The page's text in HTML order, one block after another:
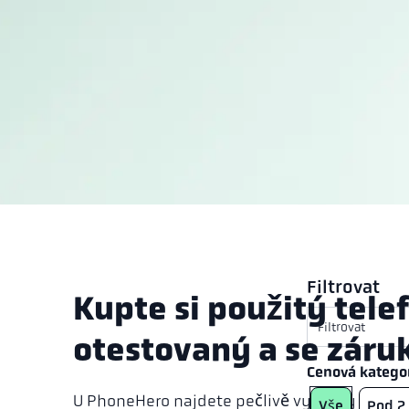
Kupte si použitý
otestovaný a se
U PhoneHero najdete pečlivě vybraný
Filtrovat
Filtrovat
Cenová